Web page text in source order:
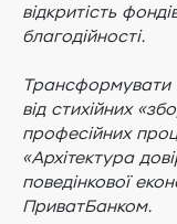
відкритість
благодійності.
Трансформувати
від стихійних
професійних
«Архітектура
поведінкової
ПриватБанком.